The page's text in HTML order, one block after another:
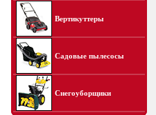
Вертикуттеры
Садовые пылесосы
Снегоуборщики